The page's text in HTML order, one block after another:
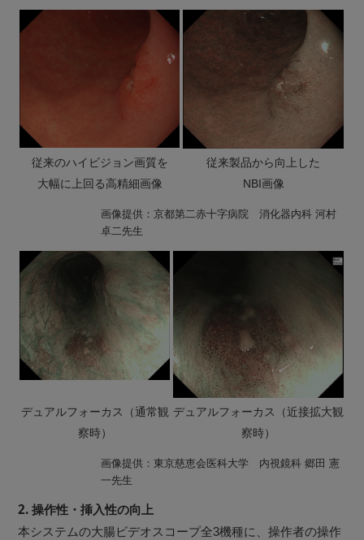
従来のハイビジョン画質を
大幅に上回る高精細画像
従来製品から向上した
NBI画像
画像提供：京都第二赤十字病院 消化器内科 河村
卓二先生
デュアルフォーカス（通常観
察時）
デュアルフォーカス（近接拡大観
察時）
画像提供：東京慈恵会医科大学 内視鏡科 郷田 憲
一先生
2. 操作性・挿入性の向上
本システムの大腸ビデオスコープ全3機種に、操作者の操作